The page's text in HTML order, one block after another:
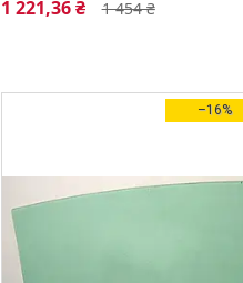
1 454 ₴
1 221,36 ₴
–16%